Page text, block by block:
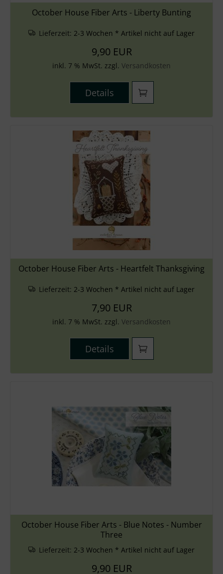
October House Fiber Arts - Liberty Bunting
Lieferzeit: 2-3 Wochen * Artikel nicht auf Lager
9,90 EUR
inkl. 7 % MwSt. zzgl. Versandkosten
Details
October House Fiber Arts - Heartfelt Thanksgiving
Lieferzeit: 2-3 Wochen * Artikel nicht auf Lager
7,90 EUR
inkl. 7 % MwSt. zzgl. Versandkosten
Details
October House Fiber Arts - Blue Notes - Number
Three
Lieferzeit: 2-3 Wochen * Artikel nicht auf Lager
9,90 EUR